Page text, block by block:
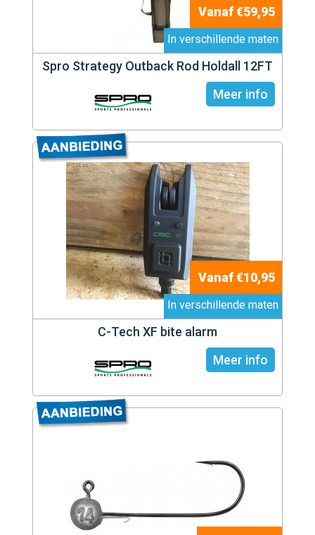
In verschillende maten
Vanaf €59,95
Spro Strategy Outback Rod Holdall 12FT
Meer info
In verschillende maten
Vanaf €10,95
C-Tech XF bite alarm
Meer info